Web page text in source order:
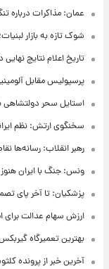
عمان: مذاکرات درباره
شوک تازه به بازار
تاریخ اعلام نتایج
پرسپولیس مقابل
استایل سحر
سخنگوی ارتش: نظم
رهبر انقلاب: رسانه‌ها
ونس: جنگ با ایران
پزشکیان: تا آخر پای
ارزش سهام عدالت برای امروز ۱۷ مرداد
بهترین تعمیرگاه
آخرین خبر از پرونده